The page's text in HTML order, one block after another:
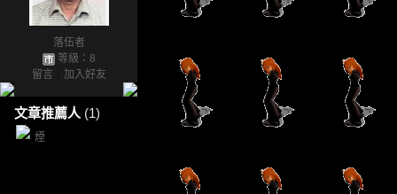
落伍者
等級：8
留言
加入好友
文章推薦人 (1)
煙